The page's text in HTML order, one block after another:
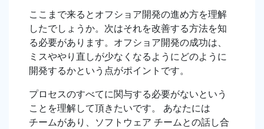
ここまで来るとオフショア開発の進め方を理解
したでしょうか。次はそれを改善する方法を知
る必要があります。オフショア開発の成功は、
ミスややり直しが少なくなるようにどのように
開発するかという点がポイントです。
プロセスのすべてに関与する必要がないという
ことを理解して頂きたいです。 あなたには
チームがあり、ソフトウェア チームとの話し合